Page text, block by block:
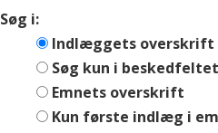
Søg i:
Indlæggets overskrift
Søg kun i beskedfeltet
Emnets overskrift
Kun første indlæg i